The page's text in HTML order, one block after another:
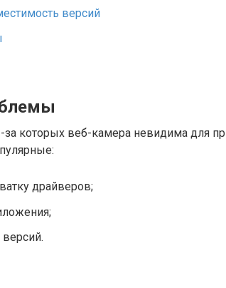
версий
которых веб-камера невидима для
драйверов;